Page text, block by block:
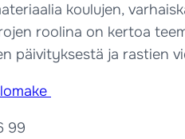
koulujen,
roolina on kertoa
päivityksestä ja rastien
99